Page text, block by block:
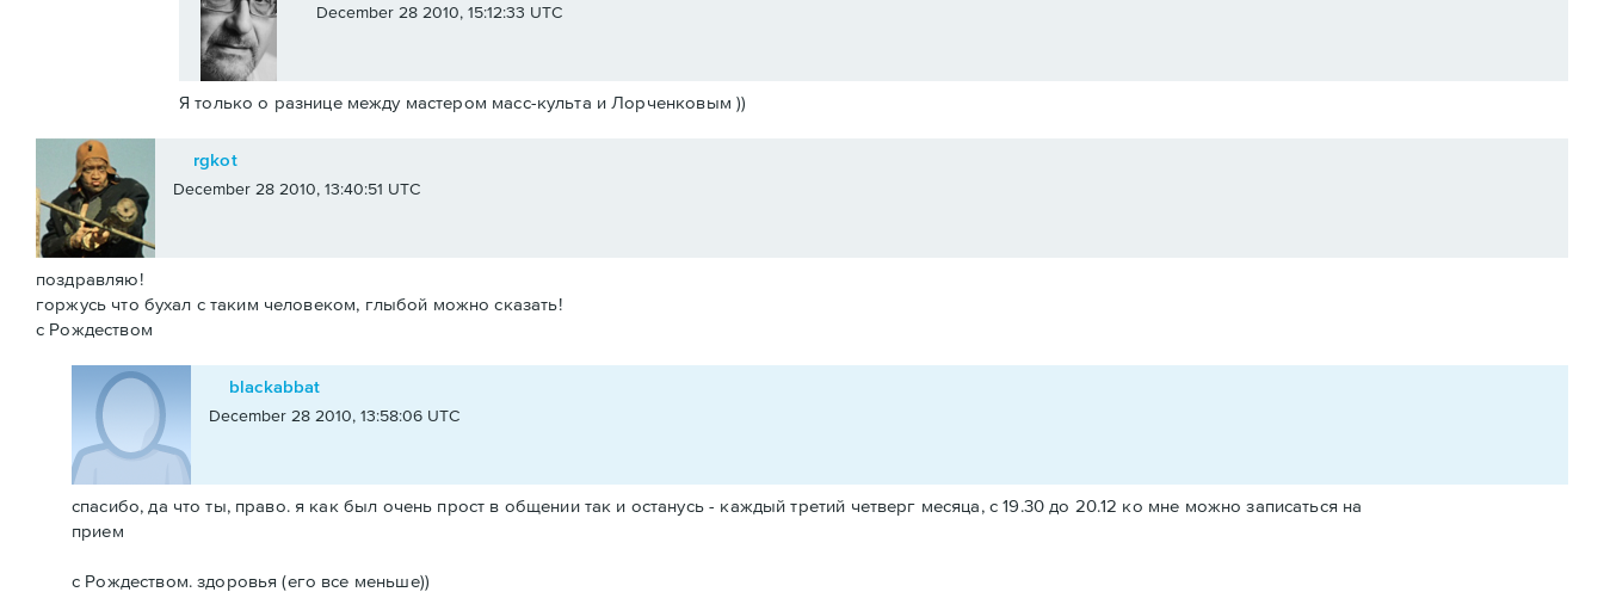
December 28 2010, 15:12:33 UTC
Я только о разнице между мастером масс-культа и Лорченковым ))
rgkot
December 28 2010, 13:40:51 UTC
поздравляю!
горжусь что бухал с таким человеком, глыбой можно сказать!
с Рождеством
blackabbat
December 28 2010, 13:58:06 UTC
спасибо, да что ты, право. я как был очень прост в общении так и останусь - каждый третий четверг месяца, с 19.30 до 20.12 ко мне можно записаться на
прием
с Рождеством. здоровья (его все меньше))